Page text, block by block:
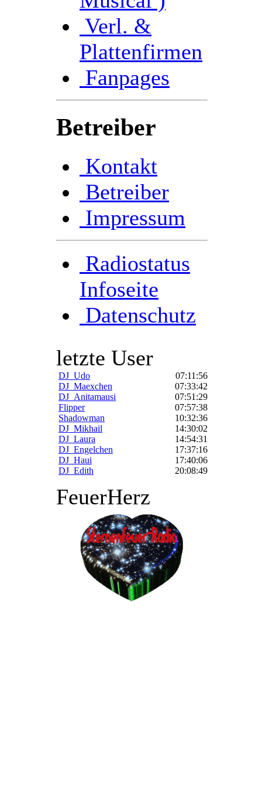
Verl. &
Plattenfirmen
Fanpages
Betreiber
Kontakt
Betreiber
Impressum
Radiostatus
Infoseite
Datenschutz
letzte User
DJ_Udo
07:11:56
DJ_Maexchen
07:33:42
DJ_Anitamausi
07:51:29
Flipper
07:57:38
Shadowman
10:32:36
DJ_Mikhail
14:30:02
DJ_Laura
14:54:31
DJ_Engelchen
17:37:16
DJ_Haui
17:40:06
DJ_Edith
20:08:49
FeuerHerz